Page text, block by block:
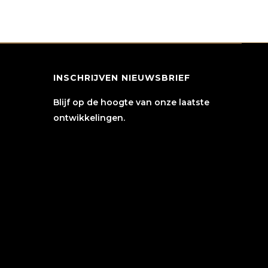
INSCHRIJVEN NIEUWSBRIEF
Blijf op de hoogte van onze laatste
ontwikkelingen.